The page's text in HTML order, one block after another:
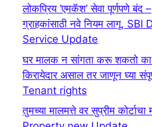
लोकप्रिय ‘एमकॅश’ सेवा पूर्णपणे बंद –
ग्राहकांसाठी नवे नियम लागू. SBI
Service Update
घर मालक न सांगता करू शकतो
किरायेदार असाल तर जाणून घ्या
Tenant rights
तुमच्या मालमत्ते वर सुप्रीम कोर्टाचा